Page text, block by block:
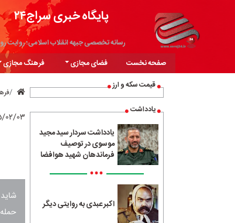
پایگاه خبری سراج۲۴
رسانه تخصصی جبهه انقلاب اسلامی؛ روایت
صفحه نخست فضای مجازی فرهنگ مجازی
قیمت سکه و ارز
یادداشت
یادداشت سردار سید مجید
موسوی در توصیف
فرماندهان شهید هوافضا
•••
اکبر عبدی به روایتی دیگر
۱۴۰۵/۰۲/۰۳